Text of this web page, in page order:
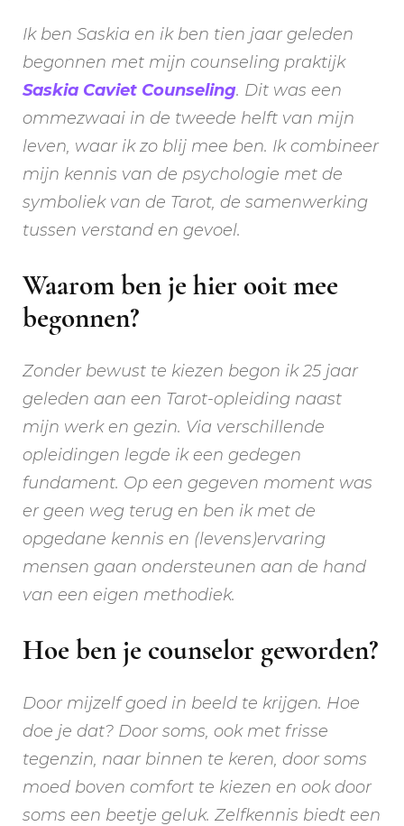
Ik ben Saskia en ik ben tien jaar geleden
begonnen met mijn counseling praktijk
Saskia Caviet Counseling. Dit was een
ommezwaai in de tweede helft van mijn
leven, waar ik zo blij mee ben. Ik combineer
mijn kennis van de psychologie met de
symboliek van de Tarot, de samenwerking
tussen verstand en gevoel.
Waarom ben je hier ooit mee
begonnen?
Zonder bewust te kiezen begon ik 25 jaar
geleden aan een Tarot-opleiding naast
mijn werk en gezin. Via verschillende
opleidingen legde ik een gedegen
fundament. Op een gegeven moment was
er geen weg terug en ben ik met de
opgedane kennis en (levens)ervaring
mensen gaan ondersteunen aan de hand
van een eigen methodiek.
Hoe ben je counselor geworden?
Door mijzelf goed in beeld te krijgen. Hoe
doe je dat? Door soms, ook met frisse
tegenzin, naar binnen te keren, door soms
moed boven comfort te kiezen en ook door
soms een beetje geluk. Zelfkennis biedt een